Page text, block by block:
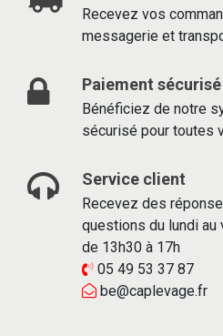
Recevez vos
messagerie et
Paiement sécurisé
Bénéficiez de notre
sécurisé pour toutes
Service client
Recevez des
questions du lundi au
de 13h30 à 17h
05 49 53 37 87
be@caplevage.fr